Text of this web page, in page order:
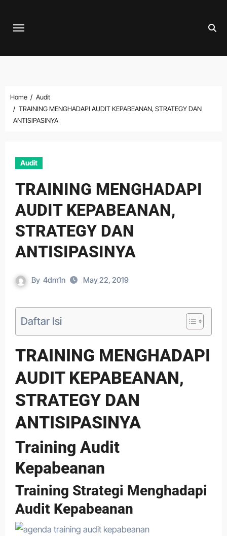
Home
Audit
TRAINING MENGHADAPI AUDIT KEPABEANAN, STRATEGY DAN
ANTISIPASINYA
Audit
TRAINING MENGHADAPI
AUDIT KEPABEANAN,
STRATEGY DAN
ANTISIPASINYA
By 4dm1n May 22, 2019
Daftar Isi
TRAINING MENGHADAPI
AUDIT KEPABEANAN,
STRATEGY DAN
ANTISIPASINYA
Training Audit
Kepabeanan
Training Strategi Menghadapi
Audit Kepabeanan